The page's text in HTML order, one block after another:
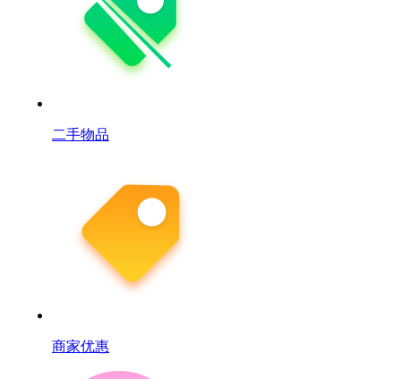
二手物品
商家优惠